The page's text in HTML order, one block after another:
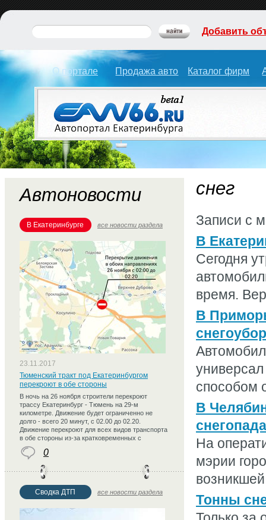
О портале Продажа авто Каталог фирм
Добавить
снег
Записи с
В
Сегодня
время.
В
способом
В
снегопада
На
мэрии
Тонны
Автоновости
В Екатеринбурге все новости раздела
23.11.2017
Тюменский тракт под Екатеринбургом
перекроют в обе стороны
В ночь на 26 ноября строители перекроют
трассу Екатеринбург - Тюмень на 29-м
километре. Движение будет ограниченно не
долго - всего 20 минут, с 02.00 до 02.20.
Движение перекроют для всех видов транспорта
в обе стороны из-за кратковременных с
0
Сводка ДТП все новости раздела